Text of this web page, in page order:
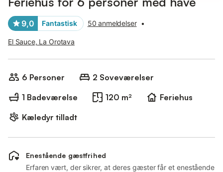
9,0 Fantastisk 50 anmeldelser •
El Sauce, La Orotava
6 Personer
2 Soveværelser
1 Badeværelse
120 m²
Feriehus
Kæledyr tilladt
Enestående gæstfrihed
Erfaren vært, der sikrer, at deres gæster får et enestående